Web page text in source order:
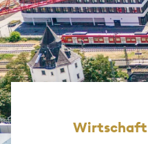
Wirtschaft